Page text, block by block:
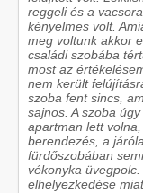
reggeli és a
kényelmes volt.
meg voltunk akkor
családi szobába
most az
nem került
szoba fent sincs,
sajnos. A szoba
apartman lett
berendezés, a
fürdőszobában
vékonyka
elhelyezkedése